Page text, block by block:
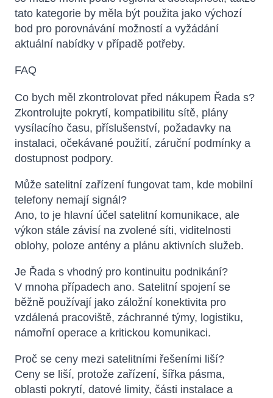
tato kategorie by měla být použita jako výchozí
bod pro porovnávání možností a vyžádání
aktuální nabídky v případě potřeby.
FAQ
Co bych měl zkontrolovat před nákupem Řada s?
Zkontrolujte pokrytí, kompatibilitu sítě, plány
vysílacího času, příslušenství, požadavky na
instalaci, očekávané použití, záruční podmínky a
dostupnost podpory.
Může satelitní zařízení fungovat tam, kde mobilní
telefony nemají signál?
Ano, to je hlavní účel satelitní komunikace, ale
výkon stále závisí na zvolené síti, viditelnosti
oblohy, poloze antény a plánu aktivních služeb.
Je Řada s vhodný pro kontinuitu podnikání?
V mnoha případech ano. Satelitní spojení se
běžně používají jako záložní konektivita pro
vzdálená pracoviště, záchranné týmy, logistiku,
námořní operace a kritickou komunikaci.
Proč se ceny mezi satelitními řešeními liší?
Ceny se liší, protože zařízení, šířka pásma,
oblasti pokrytí, datové limity, části instalace a